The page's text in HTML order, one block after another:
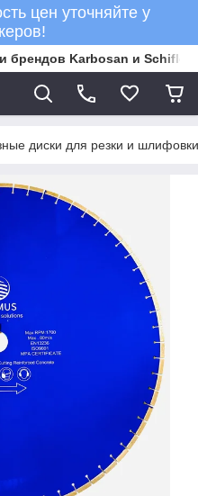
цен уточняйте у
брендов Karbosan и Schifler
диски для резки и